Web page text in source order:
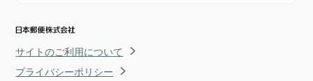
サイトのご利用について
プライバシーポリシー